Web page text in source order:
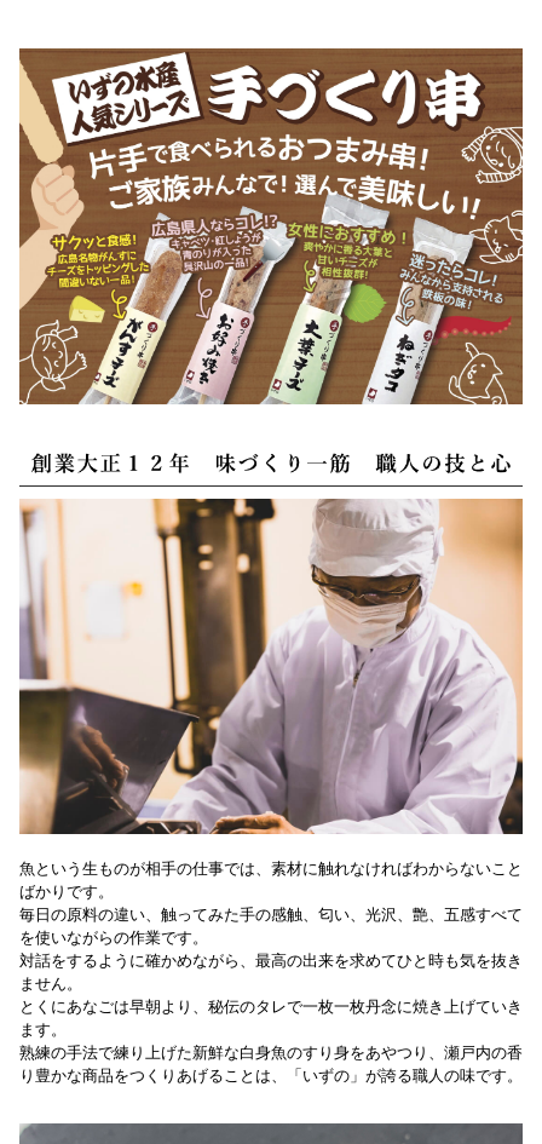
魚という生ものが相手の仕事では、素材に触れなければわからないこと
ばかりです。
毎日の原料の違い、触ってみた手の感触、匂い、光沢、艶、五感すべて
を使いながらの作業です。
対話をするように確かめながら、最高の出来を求めてひと時も気を抜き
ません。
とくにあなごは早朝より、秘伝のタレで一枚一枚丹念に焼き上げていき
ます。
熟練の手法で練り上げた新鮮な白身魚のすり身をあやつり、瀬戸内の香
り豊かな商品をつくりあげることは、「いずの」が誇る職人の味です。